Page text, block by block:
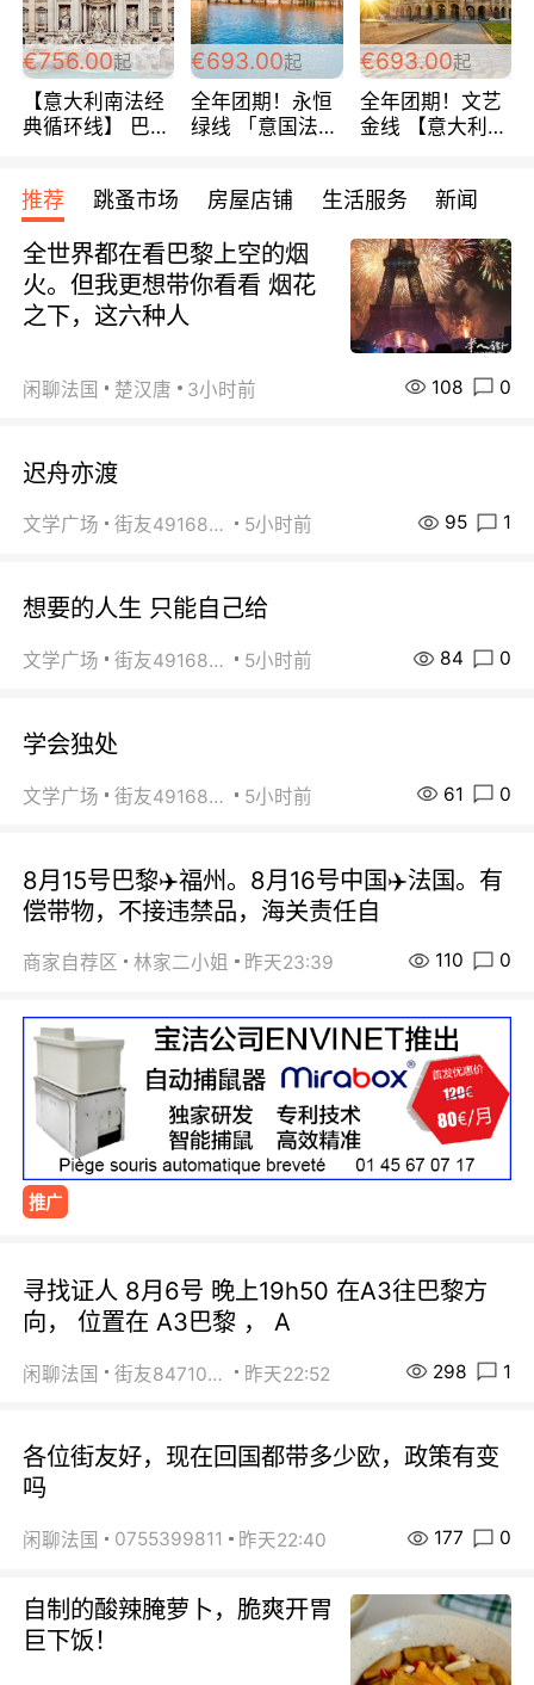
€756.00起
【意大利南法经
典循环线】 巴黎
宾馆 108欧/天起
全程756欧/位
€693.00起
全年团期！永恒
绿线 「意国法
欧/天起 ~包拼房
€693.00起
全年团期！文艺
金线 【意大利一
每周铁发！
推荐 跳蚤市场 房屋店铺 生活服务 新闻
全世界都在看巴黎上空的烟
火。但我更想带你看看 烟花
之下，这六种人
闲聊法国 楚汉唐 3小时前 108 0
迟舟亦渡
文学广场 街友49168527 5小时前 95 1
想要的人生 只能自己给
文学广场 街友49168527 5小时前 84 0
学会独处
文学广场 街友49168527 5小时前 61 0
8月15号巴黎✈️福州。8月16号中国✈️法国。有
偿带物，不接违禁品，海关责任自
商家自荐区 林家二小姐 昨天23:39 110 0
推广
寻找证人 8月6号 晚上19h50 在A3往巴黎方
向， 位置在 A3巴黎 ， A
闲聊法国 街友84710671 昨天22:52 298 1
各位街友好，现在回国都带多少欧，政策有变
吗
闲聊法国 0755399811 昨天22:40 177 0
自制的酸辣腌萝卜，脆爽开胃
巨下饭！